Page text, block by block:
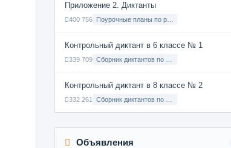
Приложение 2. Диктанты
400 756
Контрольный диктант в 6 классе № 1
339 709
Контрольный диктант в 8 классе № 2
332 261
Объявления